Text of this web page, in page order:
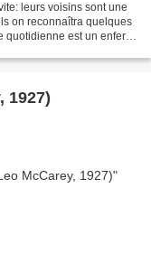
leurs voisins sont une
on reconnaîtra quelques
quotidienne est un enfer.
1927)